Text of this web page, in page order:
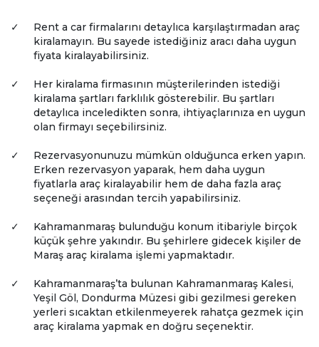
✓
Rent a car firmalarını detaylıca karşılaştırmadan araç
kiralamayın. Bu sayede istediğiniz aracı daha uygun
fiyata kiralayabilirsiniz.
✓
Her kiralama firmasının müşterilerinden istediği
kiralama şartları farklılık gösterebilir. Bu şartları
detaylıca inceledikten sonra, ihtiyaçlarınıza en uygun
olan firmayı seçebilirsiniz.
✓
Rezervasyonunuzu mümkün olduğunca erken yapın.
Erken rezervasyon yaparak, hem daha uygun
fiyatlarla araç kiralayabilir hem de daha fazla araç
seçeneği arasından tercih yapabilirsiniz.
✓
Kahramanmaraş bulunduğu konum itibariyle birçok
küçük şehre yakındır. Bu şehirlere gidecek kişiler de
Maraş araç kiralama işlemi yapmaktadır.
✓
Kahramanmaraş’ta bulunan Kahramanmaraş Kalesi,
Yeşil Göl, Dondurma Müzesi gibi gezilmesi gereken
yerleri sıcaktan etkilenmeyerek rahatça gezmek için
araç kiralama yapmak en doğru seçenektir.